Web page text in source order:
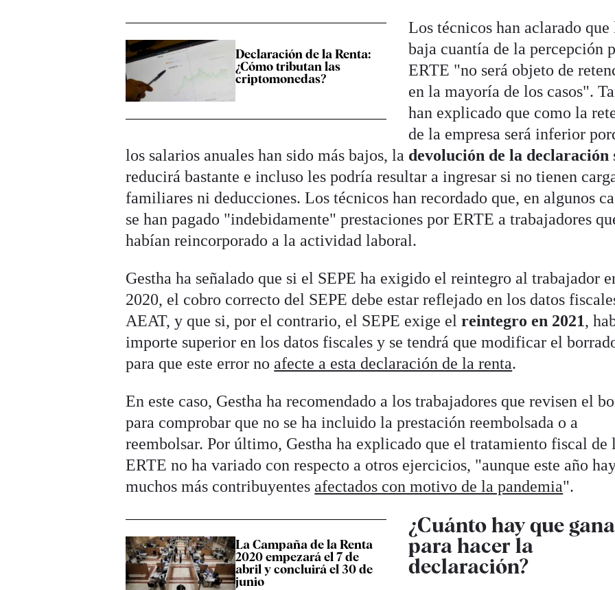
Declaración de la Renta:
¿Cómo tributan las
criptomonedas?
Los técnicos han aclarado que
baja cuantía de la percepción
ERTE "no será objeto de
en la mayoría de los casos".
han explicado que como la
de la empresa será inferior
los salarios anuales han sido más bajos, la devolución de la declaración
reducirá bastante e incluso les podría resultar a ingresar si no tienen
familiares ni deducciones. Los técnicos han recordado que, en algunos
se han pagado "indebidamente" prestaciones por ERTE a trabajadores
habían reincorporado a la actividad laboral.
Gestha ha señalado que si el SEPE ha exigido el reintegro al trabajador
2020, el cobro correcto del SEPE debe estar reflejado en los datos
AEAT, y que si, por el contrario, el SEPE exige elreintegro en 2021,
importe superior en los datos fiscales y se tendrá que modificar el
para que este error no afecte a esta declaración de la renta.
En este caso, Gestha ha recomendado a los trabajadores que revisen el
para comprobar que no se ha incluido la prestación reembolsada o a
reembolsar. Por último, Gestha ha explicado que el tratamiento fiscal de
ERTE no ha variado con respecto a otros ejercicios, "aunque este año
muchos más contribuyentes afectados con motivo de la pandemia".
La Campaña de la Renta
2020 empezará el 7 de
abril y concluirá el 30 de
junio
¿Cuánto hay que
para hacer la
declaración?